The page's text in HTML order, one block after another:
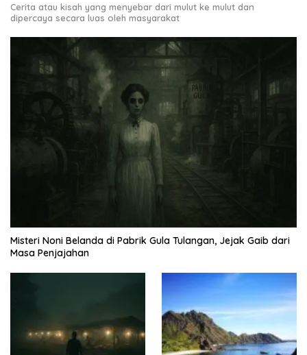
Cerita atau kisah yang menyebar dari mulut ke mulut dan
dipercaya secara luas oleh masyarakat
Misteri Noni Belanda di Pabrik Gula Tulangan, Jejak Gaib dari
Masa Penjajahan